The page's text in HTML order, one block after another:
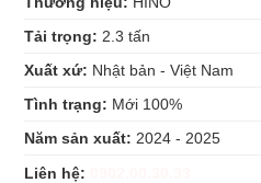
Tải trọng: 2.3 tấn
Xuất xứ: Nhật bản - Việt Nam
Tình trạng: Mới 100%
Năm sản xuất: 2024 - 2025
Liên hệ: